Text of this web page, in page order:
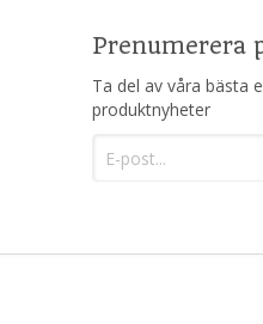
Prenumerera
Ta del av våra bästa
produktnyheter